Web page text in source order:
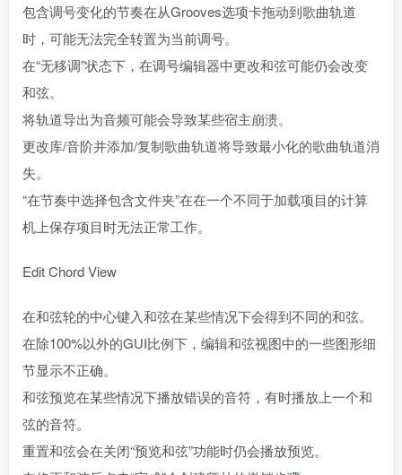
包含调号变化的节奏在从Grooves选项卡拖动到歌曲轨道
时，可能无法完全转置为当前调号。
在“无移调”状态下，在调号编辑器中更改和弦可能仍会改变
和弦。
将轨道导出为音频可能会导致某些宿主崩溃。
更改库/音阶并添加/复制歌曲轨道将导致最小化的歌曲轨道消
失。
“在节奏中选择包含文件夹”在在一个不同于加载项目的计算
机上保存项目时无法正常工作。
Edit Chord View
在和弦轮的中心键入和弦在某些情况下会得到不同的和弦。
在除100%以外的GUI比例下，编辑和弦视图中的一些图形细
节显示不正确。
和弦预览在某些情况下播放错误的音符，有时播放上一个和
弦的音符。
重置和弦会在关闭“预览和弦”功能时仍会播放预览。